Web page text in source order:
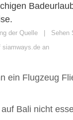
der Quelle | Sehen
siamways.de an
ein Flugzeug
Bali nicht